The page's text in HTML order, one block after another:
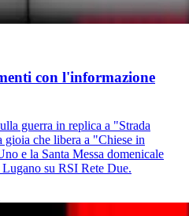
con l'informazione
guerra in replica a "Strada
gioia che libera a "Chiese in
e la Santa Messa domenicale
su RSI Rete Due.